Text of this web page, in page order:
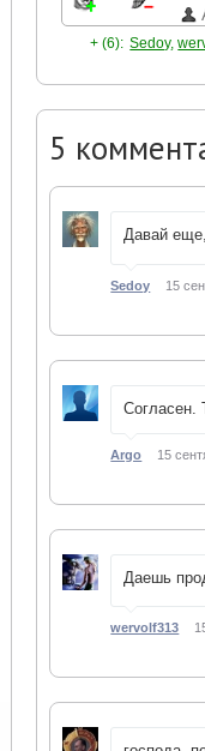
+ (6): Sedoy,
5
Давай
Sedoy 15
Согласен.
Argo 15
Даешь
wervolf313